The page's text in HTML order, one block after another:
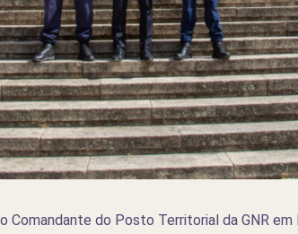
Comandante do Posto Territorial da GNR